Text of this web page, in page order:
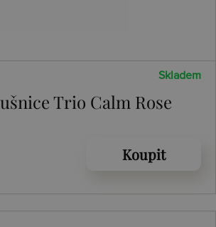
Skladem
Trio Calm Rose
Koupit